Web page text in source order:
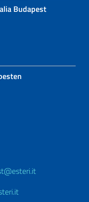
Budapest